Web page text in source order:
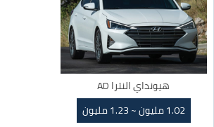
هيونداي النترا AD
1.02 مليون ~ 1.23 مليون